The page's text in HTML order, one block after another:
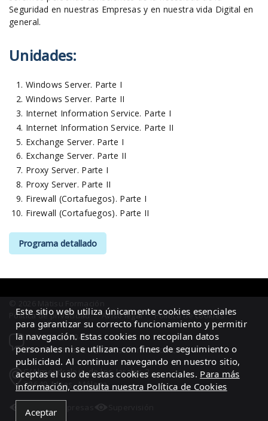
Seguridad en nuestras Empresas y en nuestra vida Digital en
general.
Unidades:
Windows Server. Parte I
Windows Server. Parte II
Internet Information Service. Parte I
Internet Information Service. Parte II
Exchange Server. Parte I
Exchange Server. Parte II
Proxy Server. Parte I
Proxy Server. Parte II
Firewall (Cortafuegos). Parte I
Firewall (Cortafuegos). Parte II
Programa detallado
Política de privacidad · Aviso legal · Política de cookies
Tel.: 951207040
Email: formacion@matisuformacion.com
C/Almendralejo de los Jarales 2
29649 Mijas, Málaga
Área de empresas
Este sitio web utiliza únicamente cookies esenciales
para garantizar su correcto funcionamiento y permitir
la navegación. Estas cookies no recopilan datos
personales ni se utilizan con fines de seguimiento o
publicidad. Al continuar navegando en nuestro sitio,
aceptas el uso de estas cookies esenciales. Para más
información, consulta nuestra Política de Cookies
Aceptar